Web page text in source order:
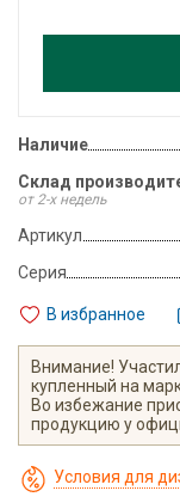
Наличие
Склад
от 2-х недель
Артикул
Серия
В избранное
Внимание!
купленный на
Во избежание
продукцию у
Условия для